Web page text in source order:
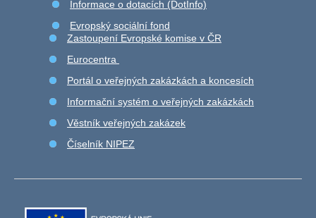
Informace o dotacích (DotInfo)
Evropský sociální fond
Zastoupení Evropské komise v ČR
Eurocentra
Portál o veřejných zakázkách a koncesích
Informační systém o veřejných zakázkách
Věstník veřejných zakázek
Číselník NIPEZ